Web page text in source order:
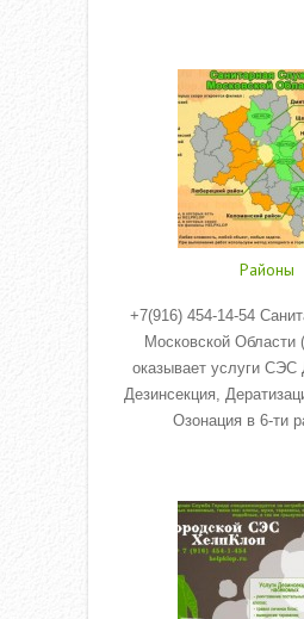
Районы
+7(916) 454-14-54
Московской Области
оказывает услуги СЭС
Дезинсекция,
Озонация в 6-ти